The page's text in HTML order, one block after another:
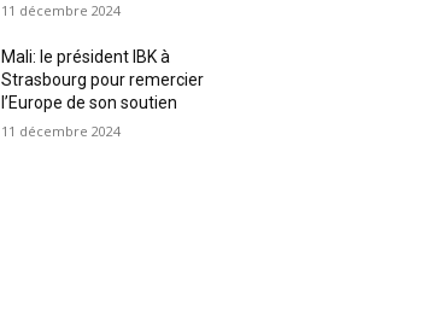
11 décembre 2024
Mali: le président IBK à
Strasbourg pour remercier
l’Europe de son soutien
11 décembre 2024